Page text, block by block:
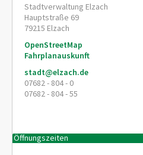
Stadtverwaltung Elzach
Hauptstraße 69
79215 Elzach
OpenStreetMap
Fahrplanauskunft
stadt@elzach.de
07682 - 804 - 0
07682 - 804 - 55
Öffnungszeiten